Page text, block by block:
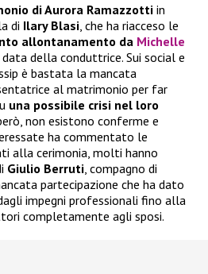
di Aurora Ramazzotti in
di Ilary Blasi , che ha riacceso le
allontanamento da Michelle
data della conduttrice. Sui social e
è bastata la mancata
al matrimonio per far
una possibile crisi nel loro
non esistono conferme e
ha commentato le
alla cerimonia, molti hanno
Giulio Berruti , compagno di
partecipazione che ha dato
impegni professionali fino alla
completamente agli sposi.